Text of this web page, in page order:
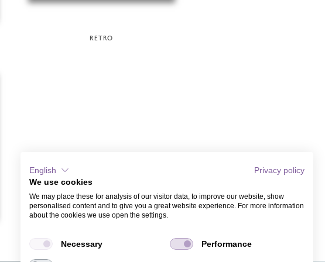
RETRO
English
Privacy policy
We use cookies
We may place these for analysis of our visitor data, to improve our website, show
personalised content and to give you a great website experience. For more information
about the cookies we use open the settings.
Necessary Performance